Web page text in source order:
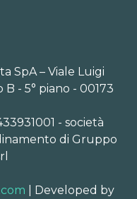
SpA – Viale Luigi
- 5° piano - 00173
- società
di Gruppo
| Developed by